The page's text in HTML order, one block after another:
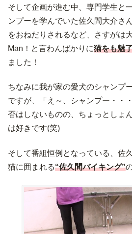
そして企画が進む中、専門学生と
ンプーを学んでいた佐久間大介さ
をおねだりされるなど、さすがは
Man！と言わんばかりに猫をも魅
ました！
ちなみに我が家の愛犬のシャンプ
ですが、「え～、シャンプー・・
否はしないものの、ちょっとしょ
は好きです(笑)
そして番組恒例となっている、佐
猫に囲まれる“佐久間バイキング”